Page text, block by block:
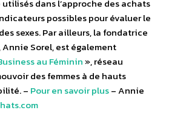
dans l’approche des achats
possibles pour évaluer le
sexes. Par ailleurs, la fondatrice
Annie Sorel, est également
au Féminin», réseau
des femmes à de hauts
– Pour en savoir plus– Annie